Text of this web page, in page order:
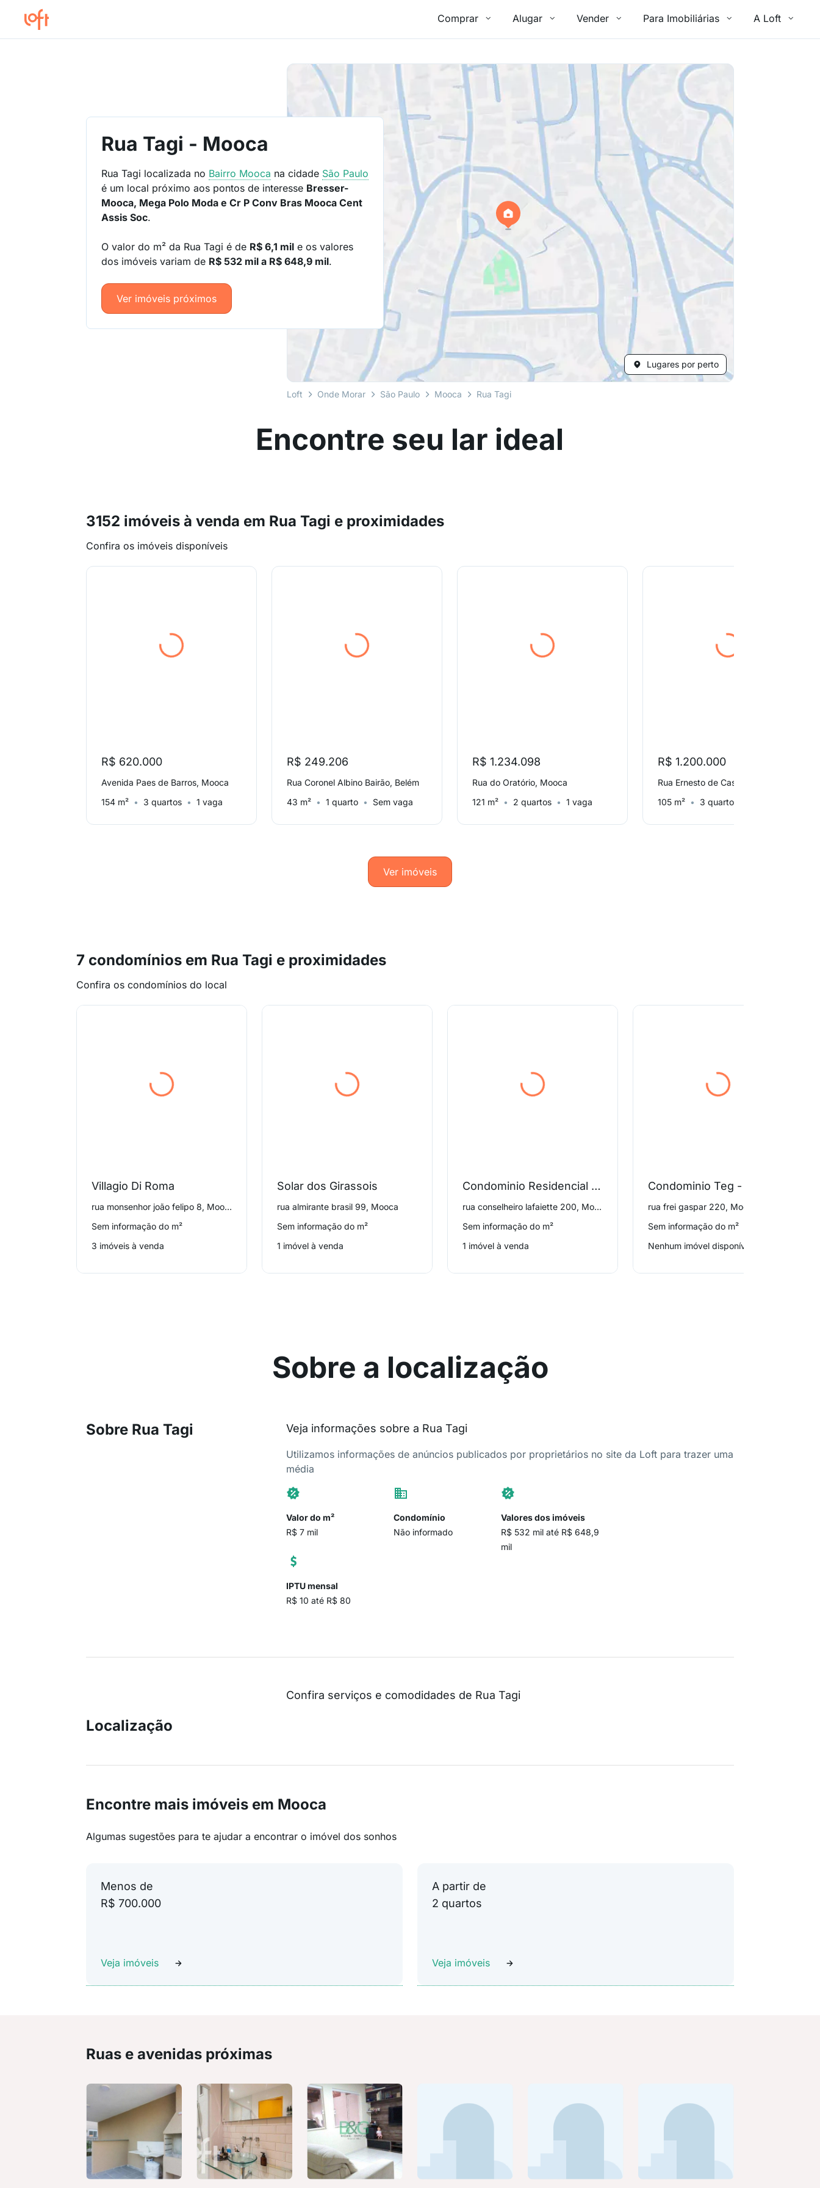
Comprar Alugar Vender Para Imobiliárias A Loft
Lugares por perto
Loft Onde Morar São Paulo Mooca Rua Tagi
Rua Tagi - Mooca
Rua Tagi localizada no Bairro Mooca na cidade São Paulo
é um local próximo aos pontos de interesse Bresser-
Mooca, Mega Polo Moda e Cr P Conv Bras Mooca Cent
Assis Soc.
O valor do m² da Rua Tagi é de R$ 6,1 mil e os valores
dos imóveis variam de R$ 532 mil a R$ 648,9 mil.
Ver imóveis próximos
Encontre seu lar ideal
3152 imóveis à venda em Rua Tagi e proximidades
Confira os imóveis disponíveis
R$ 620.000
Avenida Paes de Barros, Mooca
154 m²
3 quartos 1 vaga
R$ 249.206
Rua Coronel Albino Bairão, Belém
43 m²
1 quarto Sem vaga
R$ 1.234.098
Rua do Oratório, Mooca
121 m²
2 quartos 1 vaga
R$ 1.200.000
Rua Ernesto de Castro, Brás
105 m²
3 quartos
Ver imóveis
7 condomínios em Rua Tagi e proximidades
Confira os condomínios do local
Villagio Di Roma
rua monsenhor joão felipo 8, Mooca
Sem informação do m²
3 imóveis à venda
Solar dos Girassois
rua almirante brasil 99, Mooca
Sem informação do m²
1 imóvel à venda
Condominio Residencial Urban Mooca
rua conselheiro lafaiette 200, Mooca
Sem informação do m²
1 imóvel à venda
Condominio Teg - Mooca
rua frei gaspar 220, Mooca
Sem informação do m²
Nenhum imóvel disponível
Sobre a localização
Sobre Rua Tagi Veja informações sobre a Rua Tagi
Utilizamos informações de anúncios publicados por proprietários no site da Loft para trazer uma
média
Valor do m²
R$ 7 mil
Condomínio
Não informado
Valores dos imóveis
R$ 532 mil até R$ 648,9
mil
IPTU mensal
R$ 10 até R$ 80
Localização
Confira serviços e comodidades de Rua Tagi
Encontre mais imóveis em Mooca
Algumas sugestões para te ajudar a encontrar o imóvel dos sonhos
Menos de
R$ 700.000
Veja imóveis
A partir de
2 quartos
Veja imóveis
Ruas e avenidas próximas